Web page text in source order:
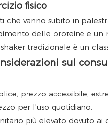
fisico
​​che vanno subito in
delle proteine ​​e
tradizionale è un
sul
prezzo accessibile,
per l'uso quotidiano.
più elevato dovuto